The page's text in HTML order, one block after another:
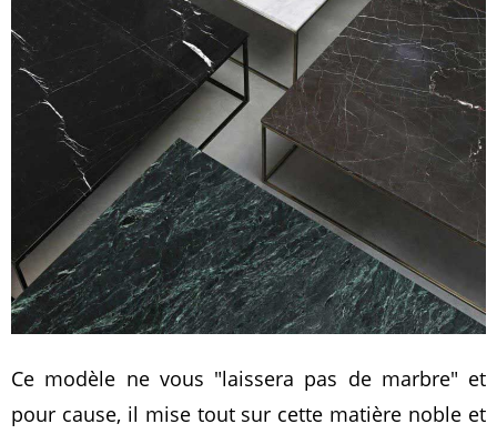
Ce modèle ne vous "laissera pas de marbre" et
pour cause, il mise tout sur cette matière noble et